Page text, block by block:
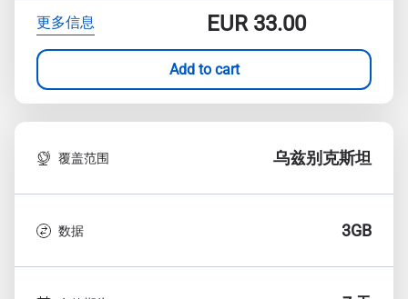
更多信息 EUR33.00
Add to cart
覆盖范围 乌兹别克斯坦
数据 3GB